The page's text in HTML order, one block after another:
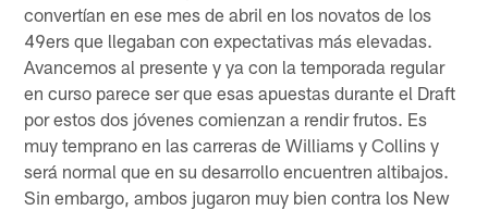
convertían en ese mes de abril en los novatos de los
49ers que llegaban con expectativas más elevadas.
Avancemos al presente y ya con la temporada regular
en curso parece ser que esas apuestas durante el Draft
por estos dos jóvenes comienzan a rendir frutos. Es
muy temprano en las carreras de Williams y Collins y
será normal que en su desarrollo encuentren altibajos.
Sin embargo, ambos jugaron muy bien contra los New